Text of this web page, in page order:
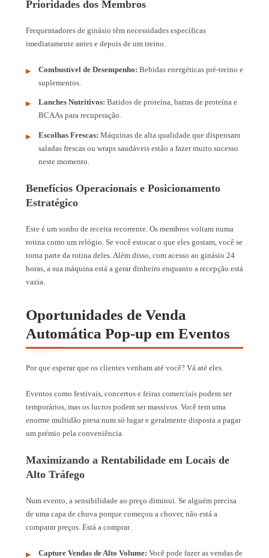
Prioridades dos Membros
Frequentadores de ginásio têm necessidades específicas
imediatamente antes e depois de um treino.
Combustível de Desempenho: Bebidas energéticas pré-treino e
suplementos.
Lanches Nutritivos: Batidos de proteína, barras de proteína e
BCAAs para recuperação.
Escolhas Frescas: Máquinas de alta qualidade que dispensam
saladas frescas ou wraps saudáveis estão a fazer muito sucesso
neste momento.
Benefícios Operacionais e Posicionamento
Estratégico
Este é um sonho de receita recorrente. Os membros voltam numa
rotina como um relógio. Se você estocar o que eles gostam, você se
torna parte da rotina deles. Além disso, com acesso ao ginásio 24
horas, a sua máquina está a gerar dinheiro enquanto a recepção está
vazia.
Oportunidades de Venda
Automática Pop-up em Eventos
Por que esperar que os clientes venham até você? Vá até eles.
Eventos como festivais, concertos e feiras comerciais podem ser
temporários, mas os lucros podem ser massivos. Você tem uma
enorme multidão presa num só lugar e geralmente disposta a pagar
um prémio pela conveniência.
Maximizando a Rentabilidade em Locais de
Alto Tráfego
Num evento, a sensibilidade ao preço diminui. Se alguém precisa
de uma capa de chuva porque começou a chover, não está a
comparar preços. Está a comprar.
Capture Vendas de Alto Volume: Você pode fazer as vendas de